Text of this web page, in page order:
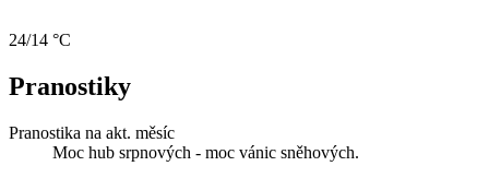
24/14 °C
Pranostiky
Pranostika na akt. měsíc
Moc hub srpnových - moc vánic sněhových.